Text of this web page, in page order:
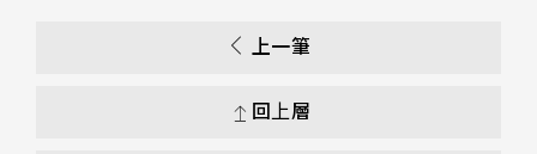
上一筆
回上層